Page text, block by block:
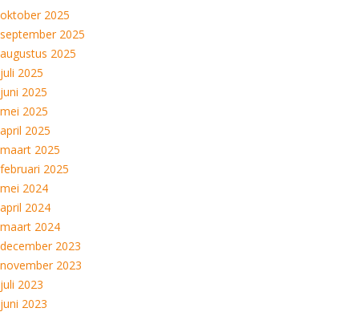
oktober 2025
september 2025
augustus 2025
juli 2025
juni 2025
mei 2025
april 2025
maart 2025
februari 2025
mei 2024
april 2024
maart 2024
december 2023
november 2023
juli 2023
juni 2023